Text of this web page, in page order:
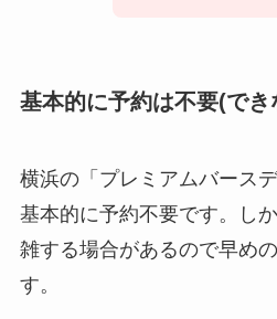
基本的に予約は不要(でき
横浜の「プレミアムバース
基本的に予約不要です。し
雑する場合があるので早め
す。